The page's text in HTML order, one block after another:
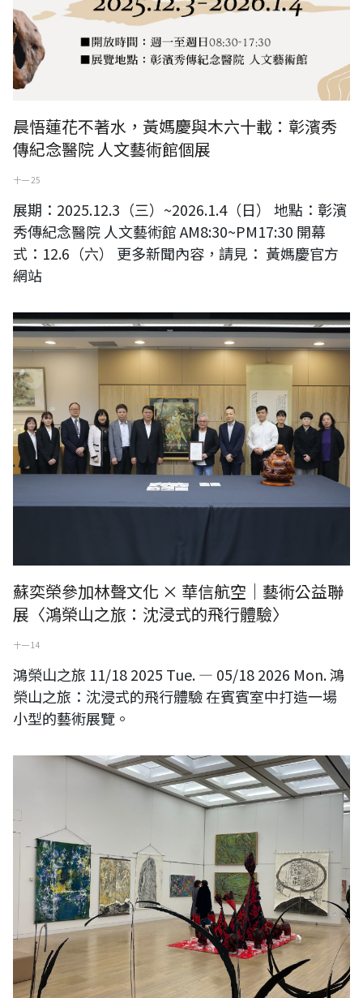
晨悟蓮花不著水，黃媽慶與木六十載：彰濱秀
傳紀念醫院 人文藝術館個展
十一 25
展期：2025.12.3（三）~2026.1.4（日） 地點：彰濱
秀傳紀念醫院 人文藝術館 AM8:30~PM17:30 開幕
式：12.6（六） 更多新聞內容，請見： 黃媽慶官方
網站
蘇奕榮參加林聲文化 × 華信航空｜藝術公益聯
展〈鴻榮山之旅：沈浸式的飛行體驗〉
十一 14
鴻榮山之旅 11/18 2025 Tue. — 05/18 2026 Mon. 鴻
榮山之旅：沈浸式的飛行體驗 在賓賓室中打造一場
小型的藝術展覽。